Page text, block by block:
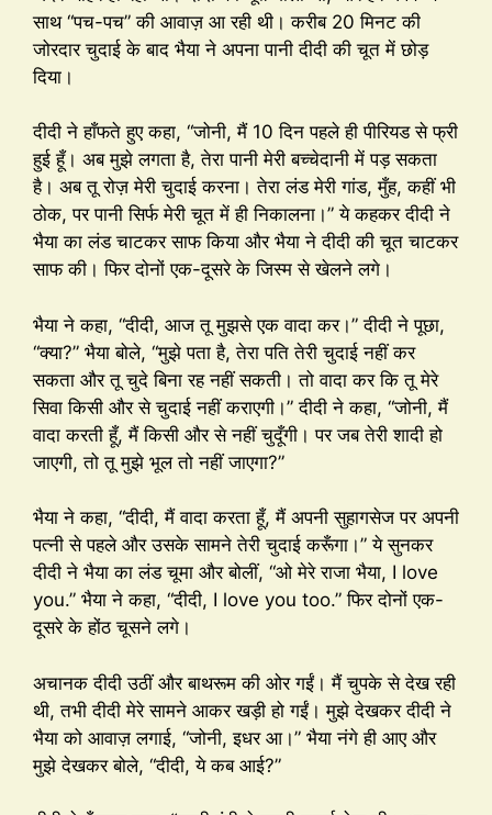
साथ “पच-पच” की आवाज़ आ रही थी। करीब 20 मिनट की
जोरदार चुदाई के बाद भैया ने अपना पानी दीदी की चूत में छोड़
दिया।
दीदी ने हाँफते हुए कहा, “जोनी, मैं 10 दिन पहले ही पीरियड से फ्री
हुई हूँ। अब मुझे लगता है, तेरा पानी मेरी बच्चेदानी में पड़ सकता
है। अब तू रोज़ मेरी चुदाई करना। तेरा लंड मेरी गांड, मुँह, कहीं भी
ठोक, पर पानी सिर्फ मेरी चूत में ही निकालना।” ये कहकर दीदी ने
भैया का लंड चाटकर साफ किया और भैया ने दीदी की चूत चाटकर
साफ की। फिर दोनों एक-दूसरे के जिस्म से खेलने लगे।
भैया ने कहा, “दीदी, आज तू मुझसे एक वादा कर।” दीदी ने पूछा,
“क्या?” भैया बोले, “मुझे पता है, तेरा पति तेरी चुदाई नहीं कर
सकता और तू चुदे बिना रह नहीं सकती। तो वादा कर कि तू मेरे
सिवा किसी और से चुदाई नहीं कराएगी।” दीदी ने कहा, “जोनी, मैं
वादा करती हूँ, मैं किसी और से नहीं चुदूँगी। पर जब तेरी शादी हो
जाएगी, तो तू मुझे भूल तो नहीं जाएगा?”
भैया ने कहा, “दीदी, मैं वादा करता हूँ, मैं अपनी सुहागसेज पर अपनी
पत्नी से पहले और उसके सामने तेरी चुदाई करूँगा।” ये सुनकर
दीदी ने भैया का लंड चूमा और बोलीं, “ओ मेरे राजा भैया, I love
you.” भैया ने कहा, “दीदी, I love you too.” फिर दोनों एक-
दूसरे के होंठ चूसने लगे।
अचानक दीदी उठीं और बाथरूम की ओर गईं। मैं चुपके से देख रही
थी, तभी दीदी मेरे सामने आकर खड़ी हो गईं। मुझे देखकर दीदी ने
भैया को आवाज़ लगाई, “जोनी, इधर आ।” भैया नंगे ही आए और
मुझे देखकर बोले, “दीदी, ये कब आई?”